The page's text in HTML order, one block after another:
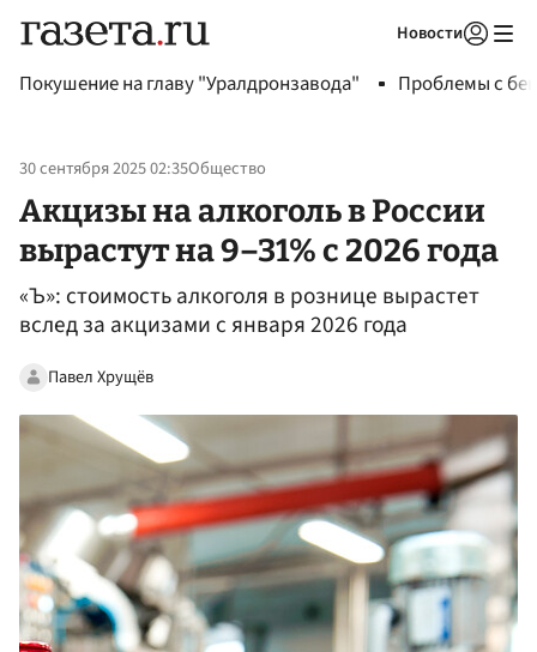
Новости
Покушение на главу "Уралдронзавода" Проблемы с
30 сентября 2025 02:35Общество
Акцизы на алкоголь в России
вырастут на 9–31% с 2026 года
«Ъ»: стоимость алкоголя в рознице вырастет
вслед за акцизами с января 2026 года
Павел Хрущёв